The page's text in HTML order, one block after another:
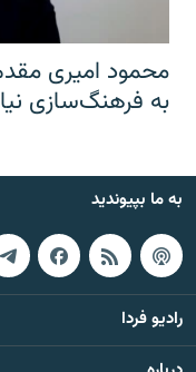
محمود امیری
به فرهنگ‌سازی
به ما بپیوندید
رادیو فردا